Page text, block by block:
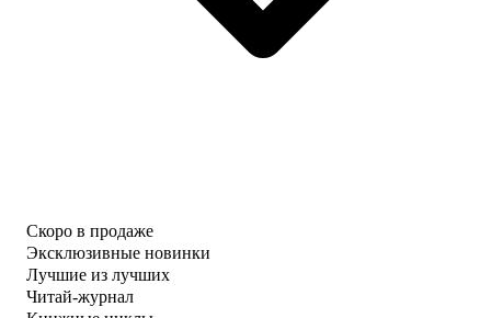
Скоро в продаже
Эксклюзивные новинки
Лучшие из лучших
Читай-журнал